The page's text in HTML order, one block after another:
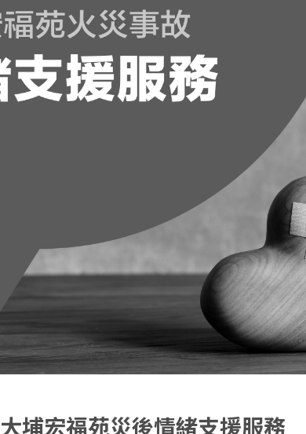
大埔宏福苑災後情緒支援服務